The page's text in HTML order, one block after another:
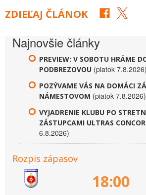
ZDIEĽAJ ČLÁNOK
Najnovšie články
PREVIEW: V SOBOTU HRÁME
PODBREZOVOU (piatok 7.8.2026)
POZÝVAME VÁS NA DOMÁCI
NÁMESTOVOM (piatok 7.8.2026)
VYJADRENIE KLUBU PO
ZÁSTUPCAMI ULTRAS
6.8.2026)
Rozpis zápasov
18:00